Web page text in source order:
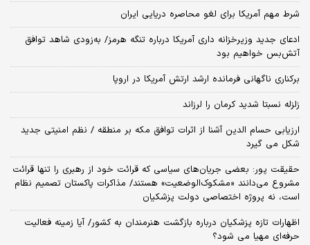
شرط مهم آمریکا برای لغو محاصره دریایی ایران
ادعای جدید وزیرخزانه داری آمریکا درباره تنگه هرمز/ به‌زودی شاهد توافق
آتش‌بس خواهیم بود
برکناری ناگهانی فرمانده ارشد ارتش آمریکا در اروپا
زلزله نسبتا شدید کرمان را لرزاند
ارزیابی حسام الدین آشنا از اثرات توافق مکه بر منطقه / نظم امنیتی جدید
شکل می گیرد
حقیقت پور: بعضی جریان‌های سیاسی که قرائت خود از رهبری را تنها قرائت
مشروع می‌دانند «مشکوک‌الوضعیت» هستند/ مذاکرات پاکستان تصمیم نظام
است، نه پروژه اختصاصی دولت پزشکیان
اظهارات تازه پزشکیان درباره بازگشت هنرمندان به کشور/ آیا زمینه فعالیت
حرفه‌ای مهیا می شود؟